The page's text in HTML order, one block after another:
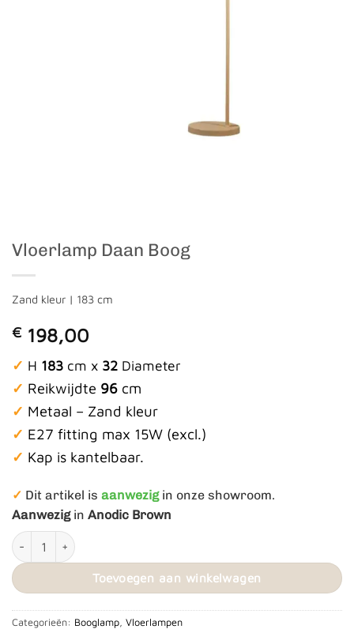
Vloerlamp Daan Boog
Zand kleur | 183 cm
€ 198,00
✓ H 183 cm x 32 Diameter
✓ Reikwijdte 96 cm
✓ Metaal – Zand kleur
✓ E27 fitting max 15W (excl.)
✓ Kap is kantelbaar.
✓ Dit artikel is aanwezigin onze showroom.
Aanwezigin Anodic Brown
Vloerlamp Daan Boog aantal
Toevoegen aan winkelwagen
Categorieën: Booglamp Vloerlampen